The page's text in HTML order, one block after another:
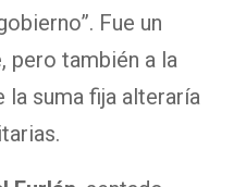
Fue un
pero también a la
la suma fija alteraría